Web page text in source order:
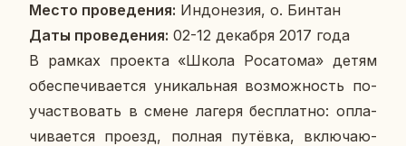
Место про­ве­де­ния: Ин­до­не­зия, о. Бинтан
Даты про­ве­де­ния: 02-12 де­каб­ря 2017 года
В рамках про­ек­та «Школа Ро­са­то­ма» детям
обес­пе­чи­ва­ет­ся уни­каль­ная воз­мож­ность по­
участ­во­вать в смене лагеря бес­плат­но: опла­
чи­ва­ет­ся проезд, полная пу­тёв­ка, вклю­ча­ю­